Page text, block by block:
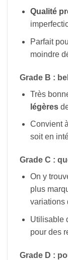
Qualité
Parfait
moindre
Grade B :
Très
légères
Convient
soit en
Grade C :
On y
plus
variations
Utilisable
pour des
Grade D :